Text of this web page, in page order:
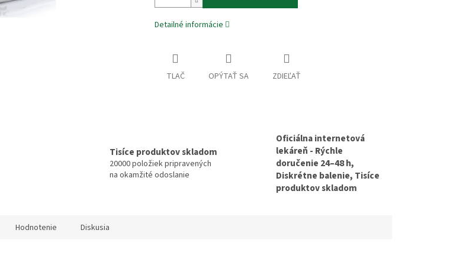
Detailné informácie
TLAČ OPÝTAŤ SA ZDIEĽAŤ
Tisíce produktov skladom
20000 položiek pripravených
na okamžité odoslanie
Oficiálna internetová
lekáreň - Rýchle
doručenie 24–48 h,
Diskrétne balenie, Tisíce
produktov skladom
Hodnotenie Diskusia